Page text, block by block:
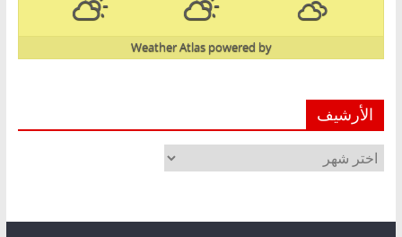
powered by
Weather Atlas
الأرشيف
الأرشيف